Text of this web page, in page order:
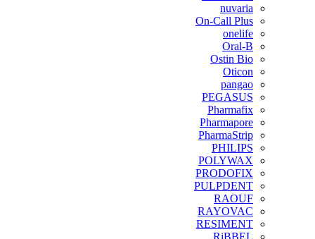
nuvaria
On-Call Plus
onelife
Oral-B
Ostin Bio
Oticon
pangao
PEGASUS
Pharmafix
Pharmapore
PharmaStrip
PHILIPS
POLYWAX
PRODOFIX
PULPDENT
RAOUF
RAYOVAC
RESIMENT
RiBBEL